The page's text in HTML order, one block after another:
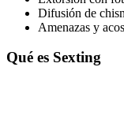
Difusión de
Amenazas y
Qué es Sexting